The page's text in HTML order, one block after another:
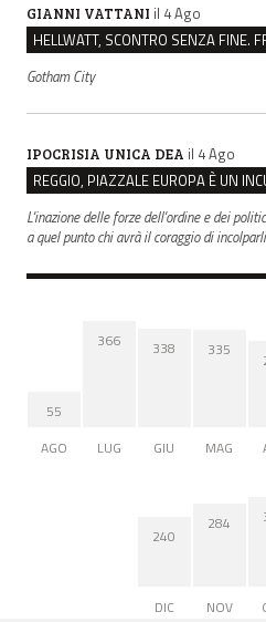
GIANNI VATTANI il 4 Ago
Gotham City
IPOCRISIA UNICA DEA il 4 Ago
L'inazione delle forze dell'ordine e dei
a quel punto chi avrà il coraggio di
55
AGO
366
LUG
338
GIU
335
MAG
240
DIC
284
NOV